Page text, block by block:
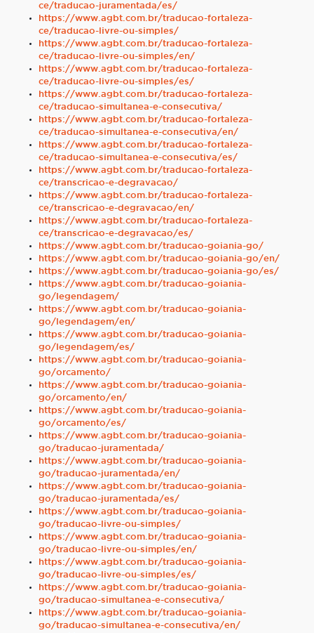
ce/traducao-juramentada/es/
https://www.agbt.com.br/traducao-fortaleza-
ce/traducao-livre-ou-simples/
https://www.agbt.com.br/traducao-fortaleza-
ce/traducao-livre-ou-simples/en/
https://www.agbt.com.br/traducao-fortaleza-
ce/traducao-livre-ou-simples/es/
https://www.agbt.com.br/traducao-fortaleza-
ce/traducao-simultanea-e-consecutiva/
https://www.agbt.com.br/traducao-fortaleza-
ce/traducao-simultanea-e-consecutiva/en/
https://www.agbt.com.br/traducao-fortaleza-
ce/traducao-simultanea-e-consecutiva/es/
https://www.agbt.com.br/traducao-fortaleza-
ce/transcricao-e-degravacao/
https://www.agbt.com.br/traducao-fortaleza-
ce/transcricao-e-degravacao/en/
https://www.agbt.com.br/traducao-fortaleza-
ce/transcricao-e-degravacao/es/
https://www.agbt.com.br/traducao-goiania-go/
https://www.agbt.com.br/traducao-goiania-go/en/
https://www.agbt.com.br/traducao-goiania-go/es/
https://www.agbt.com.br/traducao-goiania-
go/legendagem/
https://www.agbt.com.br/traducao-goiania-
go/legendagem/en/
https://www.agbt.com.br/traducao-goiania-
go/legendagem/es/
https://www.agbt.com.br/traducao-goiania-
go/orcamento/
https://www.agbt.com.br/traducao-goiania-
go/orcamento/en/
https://www.agbt.com.br/traducao-goiania-
go/orcamento/es/
https://www.agbt.com.br/traducao-goiania-
go/traducao-juramentada/
https://www.agbt.com.br/traducao-goiania-
go/traducao-juramentada/en/
https://www.agbt.com.br/traducao-goiania-
go/traducao-juramentada/es/
https://www.agbt.com.br/traducao-goiania-
go/traducao-livre-ou-simples/
https://www.agbt.com.br/traducao-goiania-
go/traducao-livre-ou-simples/en/
https://www.agbt.com.br/traducao-goiania-
go/traducao-livre-ou-simples/es/
https://www.agbt.com.br/traducao-goiania-
go/traducao-simultanea-e-consecutiva/
https://www.agbt.com.br/traducao-goiania-
go/traducao-simultanea-e-consecutiva/en/